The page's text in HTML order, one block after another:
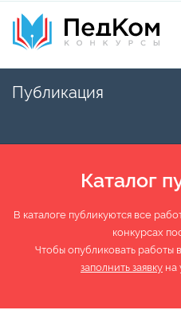
Публикация
Каталог
В каталоге публикуются все
конкурсах
Чтобы опубликовать работы
заполнить заявку на